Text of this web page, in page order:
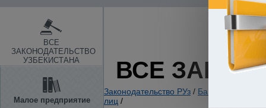
ВСЕ
ЗАКОНОДАТЕЛЬСТВО
УЗБЕКИСТАНА
Малое предприятие
ВСЕ
Законодательство РУз / Банки.
лиц /